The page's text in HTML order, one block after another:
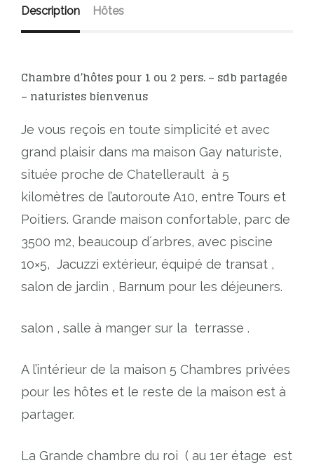
Description Hôtes
Chambre d’hôtes pour 1 ou 2 pers. – sdb partagée
– naturistes bienvenus
Je vous reçois en toute simplicité et avec
grand plaisir dans ma maison Gay naturiste,
située proche de Chatellerault à 5
kilomètres de l’autoroute A10, entre Tours et
Poitiers. Grande maison confortable, parc de
3500 m2, beaucoup d´arbres, avec piscine
10×5, Jacuzzi extérieur, équipé de transat ,
salon de jardin , Barnum pour les déjeuners.
salon , salle à manger sur la terrasse .
A l’intérieur de la maison 5 Chambres privées
pour les hôtes et le reste de la maison est à
partager.
La Grande chambre du roi ( au 1er étage est